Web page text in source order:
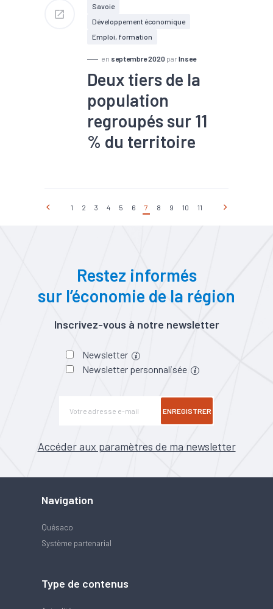
Savoie
Développement économique
Emploi, formation
en septembre 2020 par Insee
Deux tiers de la
population
regroupés sur 11
% du territoire
#Population
#Population
active
#Revenu
#Services
1 2 3 4 5 6 7 8 9 10 11
Restez informés
sur l’économie de la région
Inscrivez-vous à notre newsletter
Newsletter
Newsletter personnalisée
ENREGISTRER
Accéder aux paramètres de ma newsletter
Navigation
Quésaco
Système partenarial
Type de contenus